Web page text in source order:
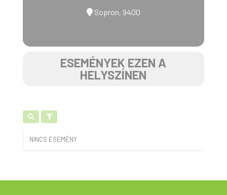
Sopron, 9400
ESEMÉNYEK EZEN A
HELYSZÍNEN
NINCS ESEMÉNY